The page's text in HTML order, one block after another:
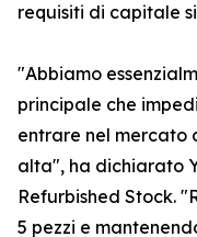
requisiti di capitale
"Abbiamo
principale che
entrare nel mercato
alta", ha dichiarato
Refurbished Stock.
5 pezzi e